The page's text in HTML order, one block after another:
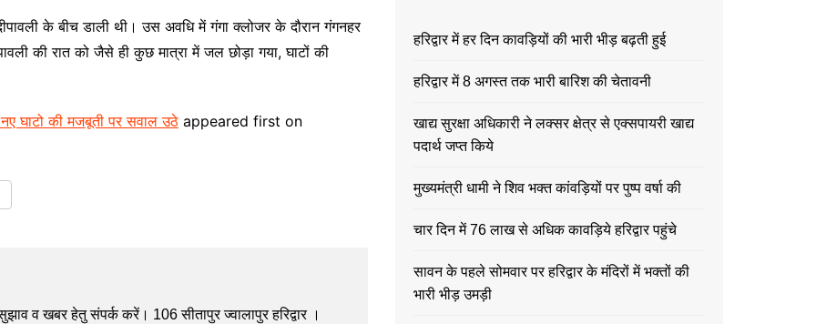
के बीच डाली थी। उस अवधि में गंगा क्लोजर के दौरान गंगनहर
की रात को जैसे ही कुछ मात्रा में जल छोड़ा गया, घाटों की
घाटो की मजबूती पर सवाल उठे appeared first on
व खबर हेतु संपर्क करें। 106 सीतापुर ज्वालापुर हरिद्वार ।
हरिद्वार में हर दिन कावड़ियों की भारी भीड़ बढ़ती हुई
हरिद्वार में 8 अगस्त तक भारी बारिश की चेतावनी
खाद्य सुरक्षा अधिकारी ने लक्सर क्षेत्र से एक्सपायरी खाद्य
पदार्थ जप्त किये
मुख्यमंत्री धामी ने शिव भक्त कांवड़ियों पर पुष्प वर्षा की
चार दिन में 76 लाख से अधिक कावड़िये हरिद्वार पहुंचे
सावन के पहले सोमवार पर हरिद्वार के मंदिरों में भक्तों की
भारी भीड़ उमड़ी